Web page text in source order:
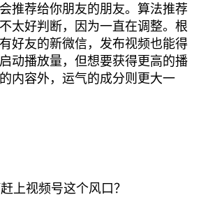
推荐给你朋友的朋友。算法推荐
太好判断，因为一直在调整。根
好友的新微信，发布视频也能得
动播放量，但想要获得更高的播
内容外，运气的成分则更大一
上视频号这个风口？